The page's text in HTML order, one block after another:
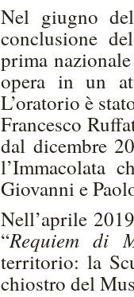
Nel giugno
conclusione
prima
opera in un
L’oratorio è
Francesco
dal dicembre
l’Immacolata
Giovanni e
Nell’aprile
“Requiem di
territorio: la
chiostro del